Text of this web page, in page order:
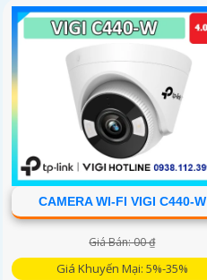
CAMERA WI-FI VIGI C440-W
Giá Bán: 00 ₫
Giá Khuyến Mại: 5%-35%